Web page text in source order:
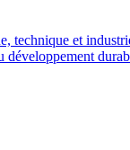
technique et
développement